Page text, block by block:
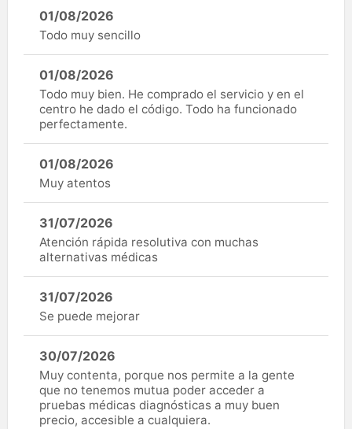
01/08/2026
Todo muy sencillo
01/08/2026
Todo muy bien. He comprado el servicio y en el
centro he dado el código. Todo ha funcionado
perfectamente.
01/08/2026
Muy atentos
31/07/2026
Atención rápida resolutiva con muchas
alternativas médicas
31/07/2026
Se puede mejorar
30/07/2026
Muy contenta, porque nos permite a la gente
que no tenemos mutua poder acceder a
pruebas médicas diagnósticas a muy buen
precio, accesible a cualquiera.